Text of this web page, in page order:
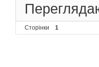
Сторінки 1